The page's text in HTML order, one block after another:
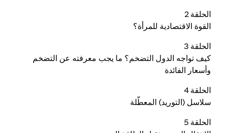
الحلقة 2
القوة الاقتصادية للمرأة؟
الحلقة 3
كيف تواجه الدول التضخم؟ ما يجب معرفته عن التضخم
وأسعار الفائدة
الحلقة 4
سلاسل (التوريد) المعطّلة
الحلقة 5